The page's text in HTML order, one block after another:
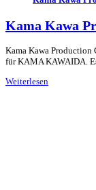
Kama Kawa
Kama Kawa Production
für KAMA KAWAIDA.
Weiterlesen